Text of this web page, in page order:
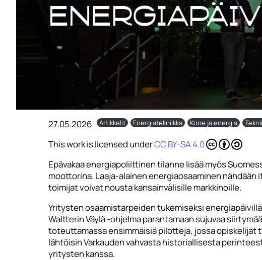
27.05.2026 Artikkelit Energiatekniikka Kone ja energia
This work is licensed underCC BY-SA 4.0
Epävakaa energiapoliittinen tilanne lisää myös
moottorina. Laaja-alainen energiaosaaminen
toimijat voivat nousta kansainvälisille markkinoille.
Yritysten osaamistarpeiden tukemiseksi
Waltterin Väylä -ohjelma parantamaan sujuvaa
toteuttamassa ensimmäisiä pilotteja, jossa
lähtöisin Varkauden vahvasta historiallisesta
yritysten kanssa.